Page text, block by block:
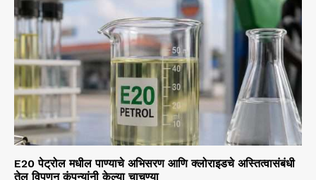
E20 पेट्रोल मधील पाण्याचे अभिसरण आणि क्लोराइडचे अस्तित्वासंबंधी
तेल विपणन कंपन्यांनी केल्या चाचण्या